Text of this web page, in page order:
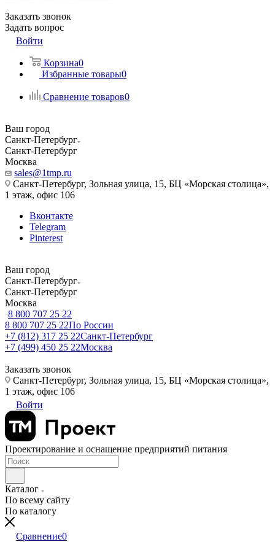
Заказать звонок
Задать вопрос
Войти
Корзина0
Избранные товары0
Сравнение товаров0
Ваш город
Санкт-Петербург
Санкт-Петербург
Москва
sales@1tmp.ru
Санкт-Петербург, Зольная улица, 15, БЦ «Морская столица»,
1 этаж, офис 106
Вконтакте
Telegram
Pinterest
Ваш город
Санкт-Петербург
Санкт-Петербург
Москва
8 800 707 25 22
8 800 707 25 22По России
+7 (812) 317 25 22Санкт-Петербург
+7 (499) 450 25 22Москва
Заказать звонок
Санкт-Петербург, Зольная улица, 15, БЦ «Морская столица»,
1 этаж, офис 106
Войти
Проектирование и оснащение предприятий питания
Каталог
По всему сайту
По каталогу
Сравнение0